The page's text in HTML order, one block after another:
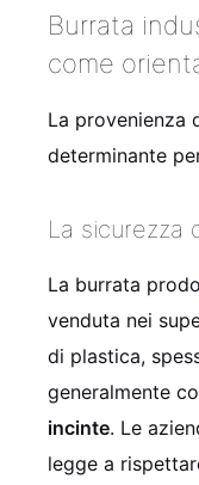
Burrata
come
La provenienza
determinante
La sicurezza
La burrata
venduta nei
di plastica,
generalmente
incinte. Le
legge a